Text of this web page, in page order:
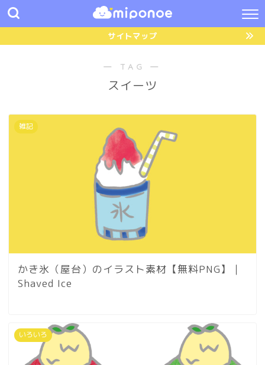
サイトマップ
― TAG ―
スイーツ
雑記
かき氷（屋台）のイラスト素材【無料PNG】｜
Shaved Ice
いろいろ